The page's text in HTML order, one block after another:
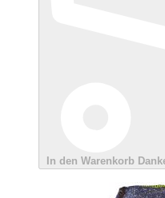
In den Warenkorb